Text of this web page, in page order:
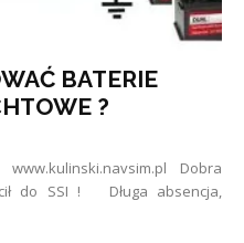
BATERIE
?
Dobra
do SSI ! Długa absencja,